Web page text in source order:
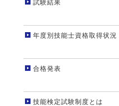
試験結果
年度別技能士資格取得状況
合格発表
技能検定試験制度とは